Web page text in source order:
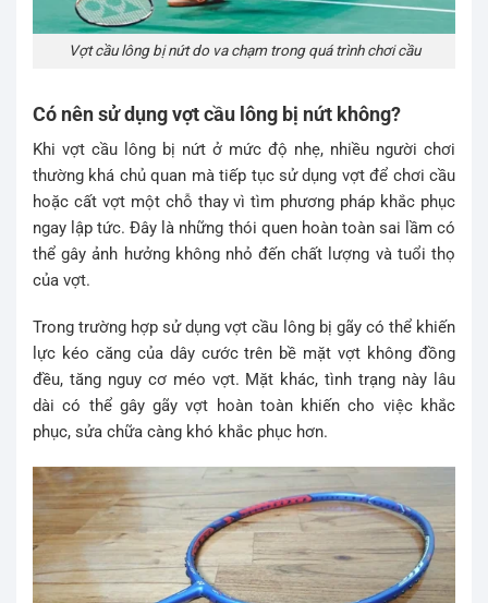
Vợt cầu lông bị nứt do va chạm trong quá trình chơi cầu
Có nên sử dụng vợt cầu lông bị nứt không?
Khi vợt cầu lông bị nứt ở mức độ nhẹ, nhiều người chơi
thường khá chủ quan mà tiếp tục sử dụng vợt để chơi cầu
hoặc cất vợt một chỗ thay vì tìm phương pháp khắc phục
ngay lập tức. Đây là những thói quen hoàn toàn sai lầm có
thể gây ảnh hưởng không nhỏ đến chất lượng và tuổi thọ
của vợt.
Trong trường hợp sử dụng vợt cầu lông bị gãy có thể khiến
lực kéo căng của dây cước trên bề mặt vợt không đồng
đều, tăng nguy cơ méo vợt. Mặt khác, tình trạng này lâu
dài có thể gây gãy vợt hoàn toàn khiến cho việc khắc
phục, sửa chữa càng khó khắc phục hơn.